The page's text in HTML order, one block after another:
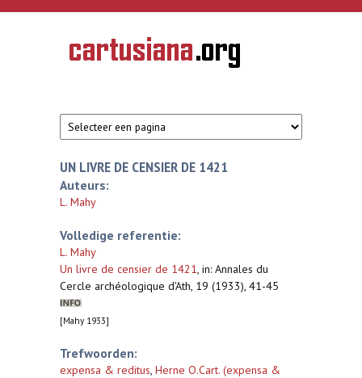
Overslaan en naar de inhoud gaan
CARTUSIANA
Geschiedenis
van de
UN LIVRE DE CENSIER DE 1421
Auteurs:
L. Mahy
Volledige referentie:
L. Mahy
Un livre de censier de 1421, in: Annales du
Cercle archéologique d'Ath, 19 (1933), 41-45
[Mahy 1933]
Trefwoorden:
expensa & reditus, Herne O.Cart. (expensa &